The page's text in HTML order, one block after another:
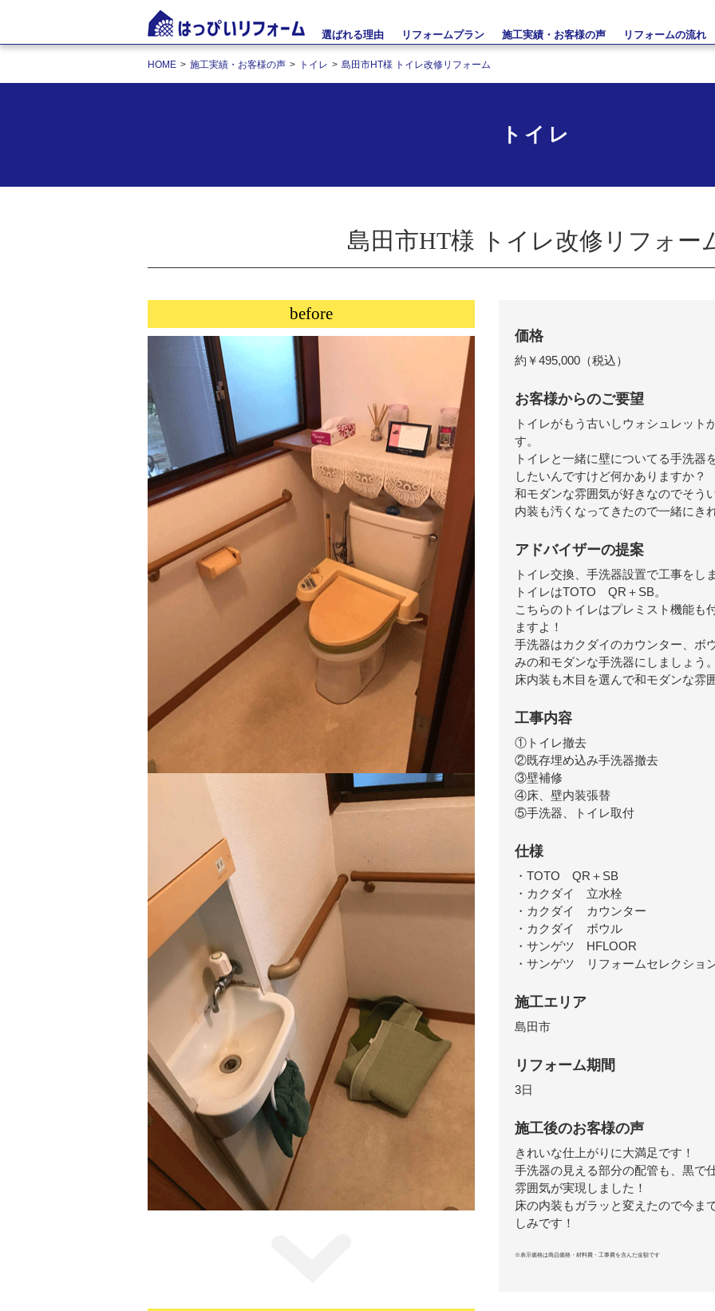
選ばれる理由 リフォームプラン 施工実績・お客様の声 リフォームの流れ
HOME 施工実績・お客様の声 トイレ 島田市HT様 トイレ改修リフォーム
トイレ
島田市HT様 トイレ改修リフォー
before
価格
約￥495,000 （税込）
お客様からのご要望
トイレがもう古いしウォシュレット
す。
トイレと一緒に壁についてる手洗器
したいんですけど何かありますか？
和モダンな雰囲気が好きなのでそう
内装も汚くなってきたので一緒にき
アドバイザーの提案
トイレ交換、手洗器設置で工事をし
トイレはTOTO QR＋SB。
こちらのトイレはプレミスト機能も
ますよ！
手洗器はカクダイのカウンター、ボ
みの和モダンな手洗器にしましょう
床内装も木目を選んで和モダンな雰
工事内容
①トイレ撤去
②既存埋め込み手洗器撤去
③壁補修
④床、壁内装張替
⑤手洗器、トイレ取付
仕様
・TOTO QR＋SB
・カクダイ 立水栓
・カクダイ カウンター
・カクダイ ボウル
・サンゲツ HFLOOR
・サンゲツ リフォームセレクショ
施工エリア
島田市
リフォーム期間
3日
施工後のお客様の声
きれいな仕上がりに大満足です！
手洗器の見える部分の配管も、黒で
雰囲気が実現しました！
床の内装もガラッと変えたので今ま
しみです！
※表示価格は商品価格・材料費・工事費を含んだ金額です